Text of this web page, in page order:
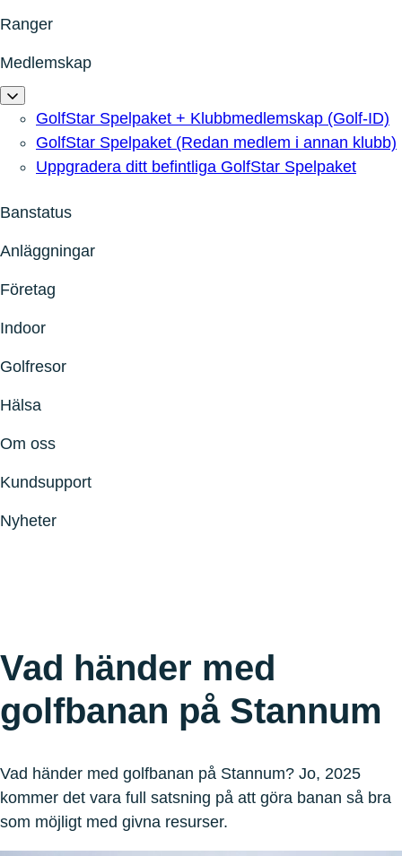
Ranger
Medlemskap
GolfStar Spelpaket + Klubbmedlemskap (Golf-ID)
GolfStar Spelpaket (Redan medlem i annan klubb)
Uppgradera ditt befintliga GolfStar Spelpaket
Banstatus
Anläggningar
Företag
Indoor
Golfresor
Hälsa
Om oss
Kundsupport
Nyheter
Vad händer med
golfbanan på Stannum
Vad händer med golfbanan på Stannum? Jo, 2025
kommer det vara full satsning på att göra banan så bra
som möjligt med givna resurser.